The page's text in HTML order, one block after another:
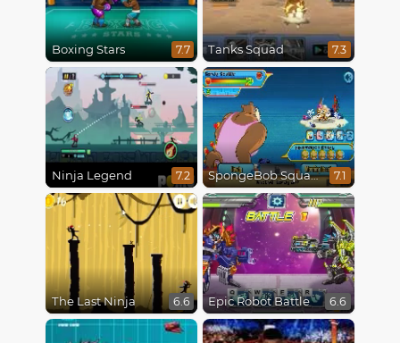
Boxing Stars 7.7 Tanks Squad 7.3
Ninja Legend 7.2 SpongeBob SquarePants : Monster Island Adventures 7.1
The Last Ninja 6.6 Epic Robot Battle 6.6